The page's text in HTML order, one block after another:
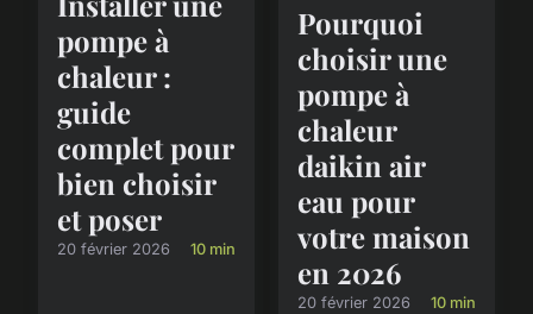
pompe à
chaleur :
guide
complet pour
bien choisir
et poser
20 février 2026 10 min
Pourquoi
choisir une
pompe à
chaleur
daikin air
eau pour
votre maison
en 2026
20 février 2026 10 min